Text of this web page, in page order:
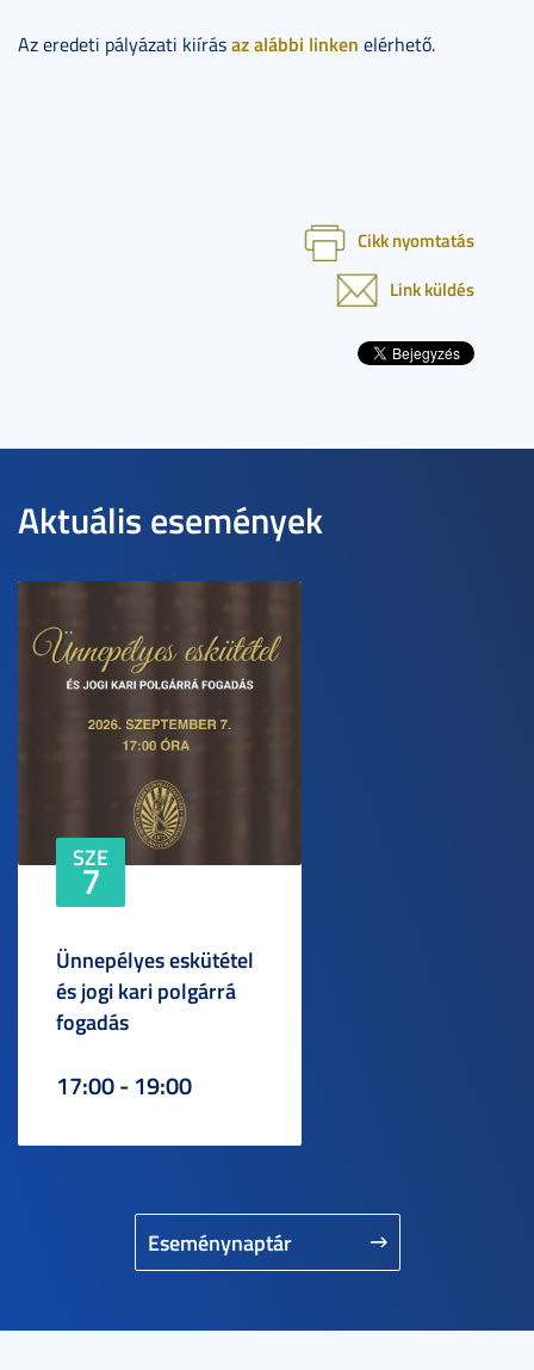
Az eredeti pályázati kiírásaz alábbi linken elérhető.
Cikk nyomtatás
Link küldés
Aktuális események
Eseménynaptár
SZE
7
Ünnepélyes eskütétel
és jogi kari polgárrá
fogadás
17:00 - 19:00